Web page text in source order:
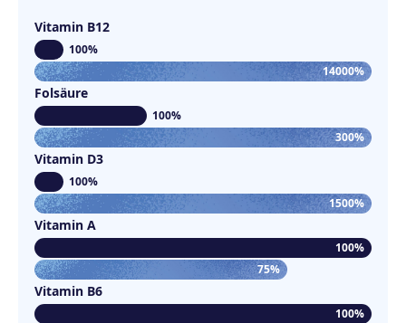
Vitamin B12
100%
14000%
Folsäure
100%
300%
Vitamin D3
100%
1500%
Vitamin A
100%
75%
Vitamin B6
100%